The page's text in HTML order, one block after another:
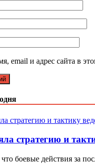
email и адрес сайта в
стратегию и
боевые действия за